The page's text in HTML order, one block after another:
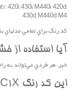
420i, 430i, M440i, 420d,
430d, M440d, M4
کد رنگ براي تمامي
آيا استفاده از
خير، هر فردي مي‌تواند به